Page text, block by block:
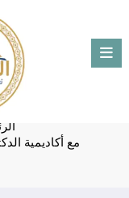
مع أكاديمية
مع أكاديمية